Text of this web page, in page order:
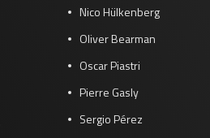
Nico Hülkenberg
Oliver Bearman
Oscar Piastri
Pierre Gasly
Sergio Pérez